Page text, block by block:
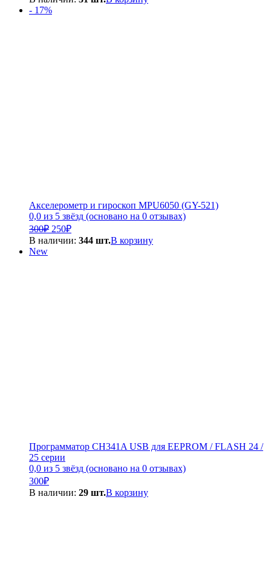
- 17%
Акселерометр и гироскоп MPU6050 (GY-521)
0,0 из 5 звёзд (основано на 0 отзывах)
300₽ Первоначальная
цена
250₽Текущая
цена:
В наличии: 344 шт.В корзину
New
Программатор CH341A USB для EEPROM / FLASH 24 /
25 серии
0,0 из 5 звёзд (основано на 0 отзывах)
300₽
В наличии: 29 шт.В корзину